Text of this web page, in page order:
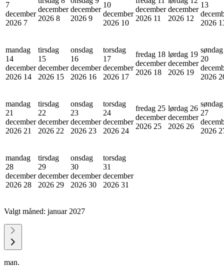
7
december
2026 7
december
2026 8
december
2026 9
10
december
2026 10
december
2026 11
december
2026 12
13
2026
mandag
14
december
2026 14
tirsdag
15
december
2026 15
onsdag
16
december
2026 16
torsdag
17
december
2026 17
fredag 18
december
2026 18
lørdag 19
december
2026 19
søndag
20
2026
mandag
21
december
2026 21
tirsdag
22
december
2026 22
onsdag
23
december
2026 23
torsdag
24
december
2026 24
fredag 25
december
2026 25
lørdag 26
december
2026 26
søndag
27
2026
mandag
28
december
2026 28
tirsdag
29
december
2026 29
onsdag
30
december
2026 30
torsdag
31
december
2026 31
Valgt måned: januar 2027
man.